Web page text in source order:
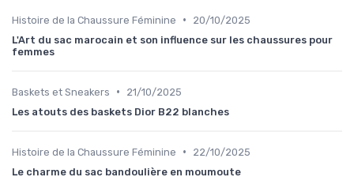
Histoire de la Chaussure Féminine •
20/10/2025
L'Art du sac marocain et son influence sur les chaussures pour
femmes
Baskets et Sneakers •
21/10/2025
Les atouts des baskets Dior B22 blanches
Histoire de la Chaussure Féminine •
22/10/2025
Le charme du sac bandoulière en moumoute